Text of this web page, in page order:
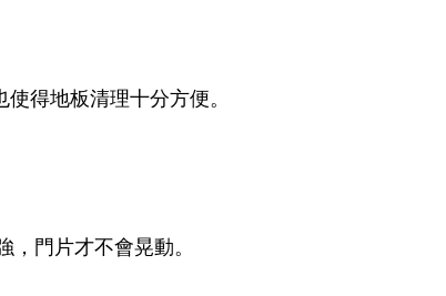
得地板清理十分方便。
門片才不會晃動。